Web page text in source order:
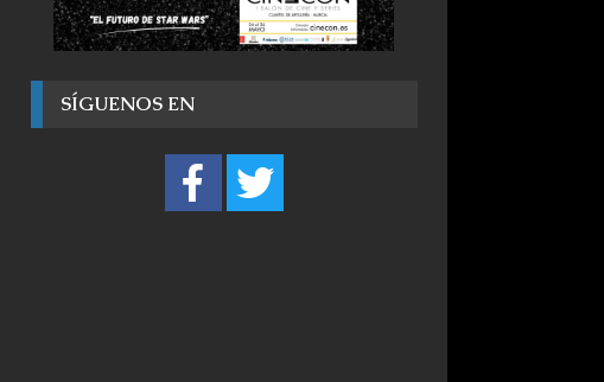
SÍGUENOS EN